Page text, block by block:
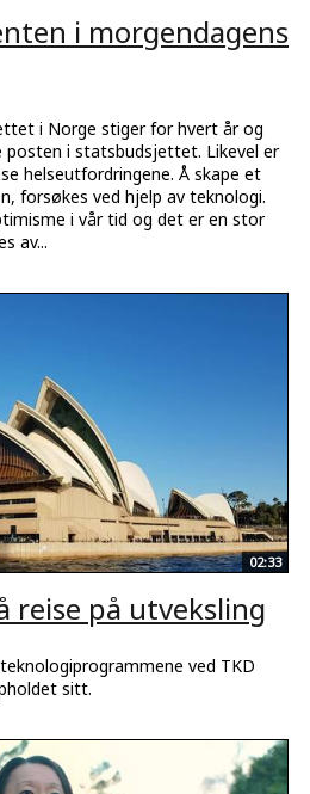
i morgendagens
i Norge stiger for hvert år og
i statsbudsjettet. Likevel er
helseutfordringene. Å skape et
forsøkes ved hjelp av teknologi.
i vår tid og det er en stor
av...
02:33
reise på utveksling
ved TKD
sitt.